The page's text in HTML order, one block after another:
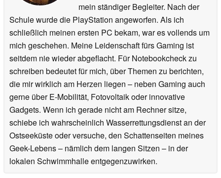
mein ständiger Begleiter. Nach der
Schule wurde die PlayStation angeworfen. Als ich
schließlich meinen ersten PC bekam, war es vollends um
mich geschehen. Meine Leidenschaft fürs Gaming ist
seitdem nie wieder abgeflacht. Für Notebookcheck zu
schreiben bedeutet für mich, über Themen zu berichten,
die mir wirklich am Herzen liegen – neben Gaming auch
gerne über E-Mobilität, Fotovoltaik oder innovative
Gadgets. Wenn ich gerade nicht am Rechner sitze,
schiebe ich wahrscheinlich Wasserrettungsdienst an der
Ostseeküste oder versuche, den Schattenseiten meines
Geek-Lebens – nämlich dem langen Sitzen – in der
lokalen Schwimmhalle entgegenzuwirken.